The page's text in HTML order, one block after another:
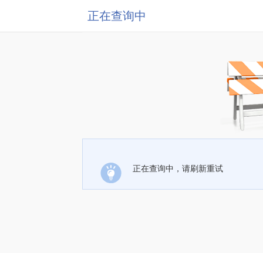
正在查询中
正在查询中，请刷新重试